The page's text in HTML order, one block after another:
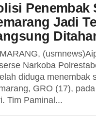
Penembak
Jadi
Narkoba
diduga menembak
GRO (17),
Tim Paminal...